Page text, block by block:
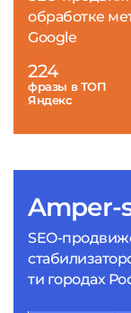
Amper-
SEO-
ти городах
обработке
Google
224
фразы в ТОП
Яндекс